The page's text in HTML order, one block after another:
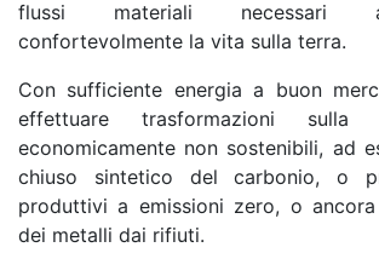
flussi materiali necessari
confortevolmente la vita sulla terra.
Con sufficiente energia a buon
effettuare trasformazioni sulla
economicamente non sostenibili, ad
chiuso sintetico del carbonio, o
produttivi a emissioni zero, o
dei metalli dai rifiuti.